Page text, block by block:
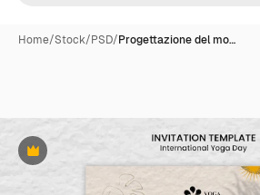
Home/Stock/PSD/Progettazione del mo…
Premium